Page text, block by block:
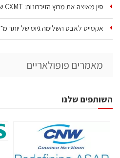
סין מאיצה את מרוץ הזיכרונות: CXMT שוקלת להקים מפעל…
אקסייט לאבס השלימה גיוס של יותר מ־300 מיליון דולר…
מאמרים פופולאריים
השותפים שלנו